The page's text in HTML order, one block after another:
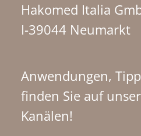
Hakomed Italia
I-39044 Neumarkt
Anwendungen,
finden Sie auf
Kanälen!